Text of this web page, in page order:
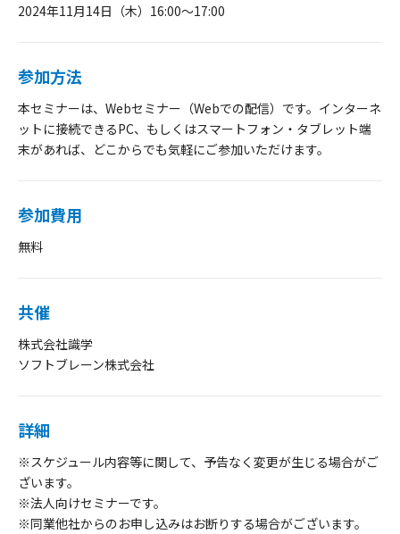
2024年11月14日（木）16:00～17:00
参加方法
本セミナーは、Webセミナー（Webでの配信）です。インターネ
ットに接続できるPC、もしくはスマートフォン・タブレット端
末があれば、どこからでも気軽にご参加いただけます。
参加費用
無料
共催
株式会社識学
ソフトブレーン株式会社
詳細
※スケジュール内容等に関して、予告なく変更が生じる場合がご
ざいます。
※法人向けセミナーです。
※同業他社からのお申し込みはお断りする場合がございます。